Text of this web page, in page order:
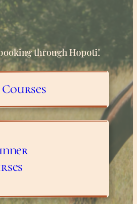
through Hopoti!
Courses